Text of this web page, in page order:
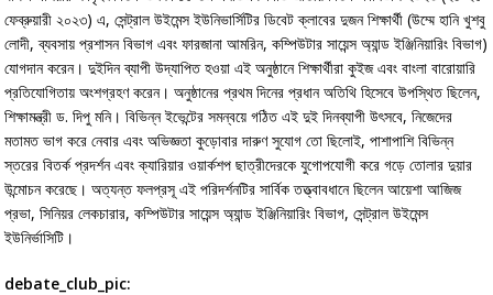
ফেব্রুয়ারী ২০২৩) এ, সেন্ট্রাল উইমেন্স ইউনিভার্সিটির ডিবেট ক্লাবের দুজন শিক্ষার্থী (উম্মে হানি খুশবু
লোদী, ব্যবসায় প্রশাসন বিভাগ এবং ফারজানা আমরিন, কম্পিউটার সায়েন্স অ্যান্ড ইঞ্জিনিয়ারিং বিভাগ)
যোগদান করেন। দুইদিন ব্যাপী উদ্‌যাপিত হওয়া এই অনুষ্ঠানে শিক্ষার্থীরা কুইজ এবং বাংলা বারোয়ারি
প্রতিযোগিতায় অংশগ্রহণ করেন। অনুষ্ঠানের প্রথম দিনের প্রধান অতিথি হিসেবে উপস্থিত ছিলেন,
শিক্ষামন্ত্রী ড. দিপু মনি। বিভিন্ন ইভেন্টের সমন্বয়ে গঠিত এই দুই দিনব্যাপী উৎসবে, নিজেদের
মতামত ভাগ করে নেবার এবং অভিজ্ঞতা কুড়োবার দারুণ সুযোগ তো ছিলোই, পাশাপাশি বিভিন্ন
স্তরের বিতর্ক প্রদর্শন এবং ক্যারিয়ার ওয়ার্কশপ ছাত্রীদেরকে যুগোপযোগী করে গড়ে তোলার দুয়ার
উন্মোচন করেছে। অত্যন্ত ফলপ্রসূ এই পরিদর্শনটির সার্বিক তত্ত্বাবধানে ছিলেন আয়েশা আজিজ
প্রভা, সিনিয়র লেকচারার, কম্পিউটার সায়েন্স অ্যান্ড ইঞ্জিনিয়ারিং বিভাগ, সেন্ট্রাল উইমেন্স
ইউনির্ভাসিটি।
debate_club_pic: